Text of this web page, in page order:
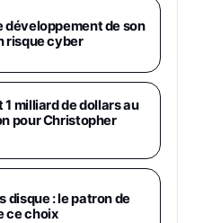
Go Bleu
Tiers)
Go Violet
Tiers)
Casque Enfant - Bleu &
Blanc
Tiers)
développement de son
risque cyber
1 milliard de dollars au
pour Christopher
disque : le patron de
ce choix